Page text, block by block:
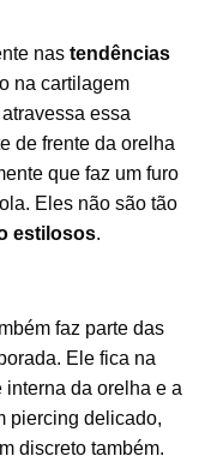
nas tendências
na cartilagem
essa
de frente da orelha
que faz um furo
Eles não são tão
estilosos.
faz parte das
Ele fica na
da orelha e a
piercing delicado,
discreto também.